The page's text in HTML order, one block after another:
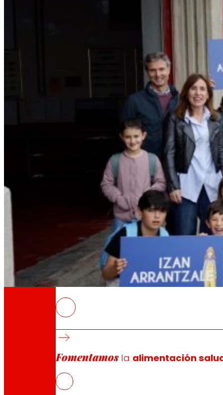
Somos por y para las personas. Descubre
Fundación
A través de nuestra Fundación
Compromisos
CompromisosEROSKI
Fomentamosla alimentación
escolares a vivir el proceso de la pesca del
Este programa cuenta con el apoyo del
Pesquero de Euskadi.
La iniciativa busca modernizar la imagen